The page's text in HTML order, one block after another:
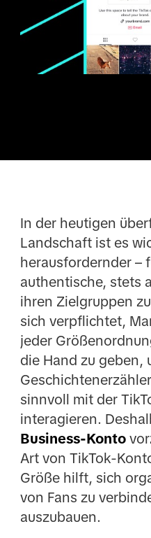
In der heutigen
Landschaft ist es
herausfordernder –
authentische, stets
ihren Zielgruppen
sich verpflichtet,
jeder
die Hand zu geben,
sinnvoll mit der
interagieren.
Business-Konto
Art von TikTok-
Größe hilft, sich
von Fans zu
auszubauen.